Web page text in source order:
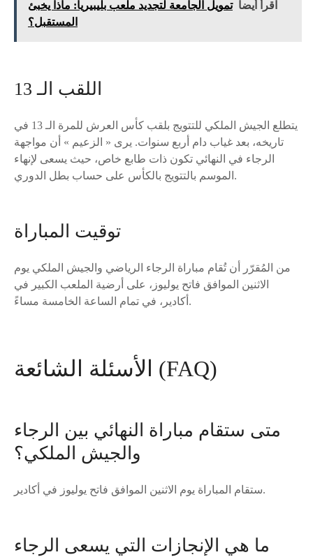
اقرأ أيضا تمويل الجامعة لتجديد ملعب بليبيريا: ماذا يخبئ
المستقبل؟
اللقب الـ 13
يتطلع الجيش الملكي للتتويج بلقب كأس العرش للمرة الـ 13 في
تاريخه، بعد غياب دام أربع سنوات. يرى « الزعيم » أن مواجهة
الرجاء في النهائي تكون ذات طابع خاص، حيث يسعى لإنهاء
الموسم بالتتويج بالكأس على حساب بطل الدوري.
توقيت المباراة
من المُقرّر أن تُقام مباراة الرجاء الرياضي والجيش الملكي يوم
الاثنين الموافق فاتح يوليوز، على أرضية الملعب الكبير في
أكادير، في تمام الساعة الخامسة مساءً.
الأسئلة الشائعة (FAQ)
متى ستقام مباراة النهائي بين الرجاء
والجيش الملكي؟
ستقام المباراة يوم الاثنين الموافق فاتح يوليوز في أكادير.
ما هي الإنجازات التي يسعى الرجاء